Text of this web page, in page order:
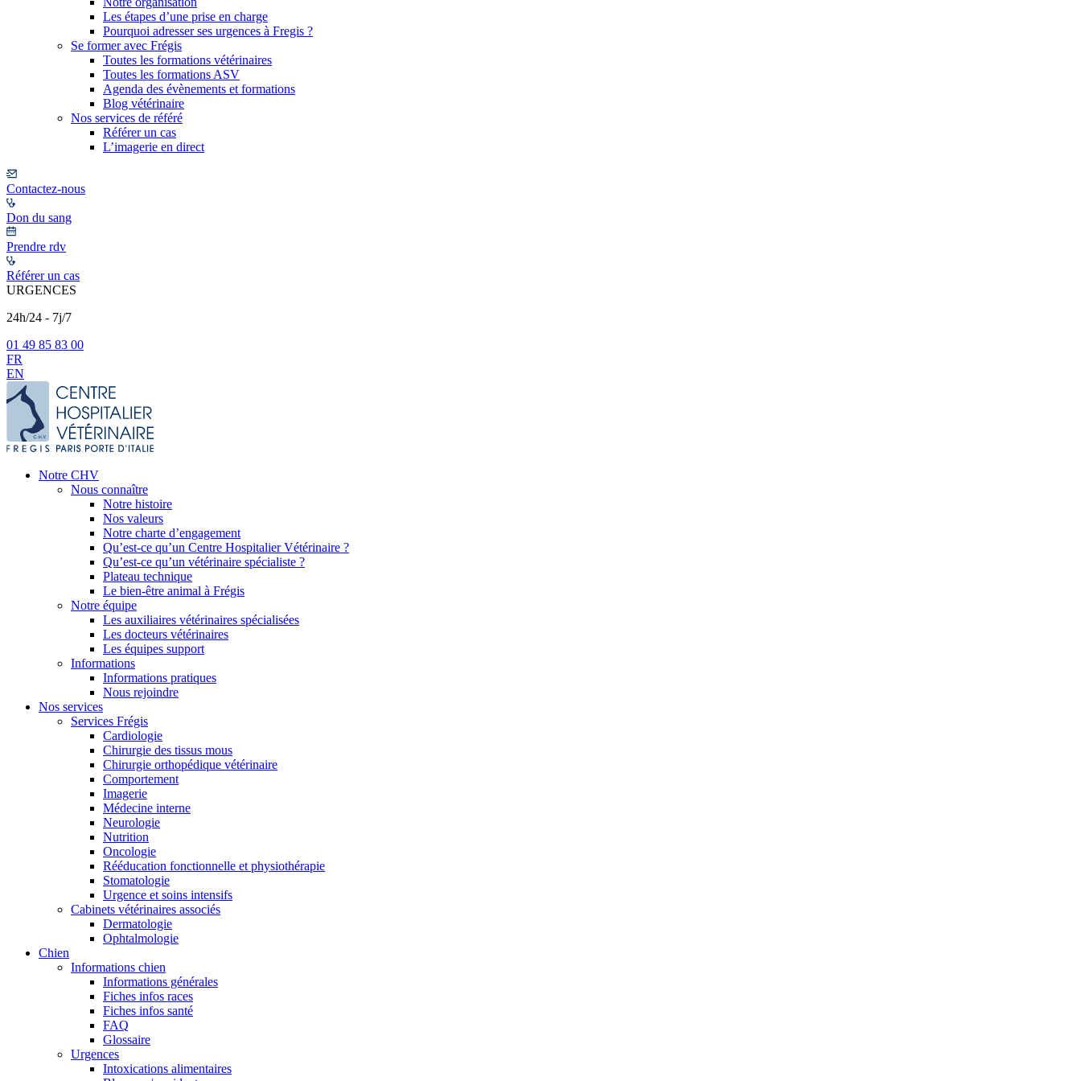
Les étapes d’une prise en charge
Pourquoi adresser ses urgences à Fregis ?
Se former avec Frégis
Toutes les formations vétérinaires
Toutes les formations ASV
Agenda des évènements et formations
Blog vétérinaire
Nos services de référé
Référer un cas
L’imagerie en direct
Contactez-nous
Don du sang
Prendre rdv
Référer un cas
URGENCES
24h/24 - 7j/7
01 49 85 83 00
FR
EN
Notre CHV
Nous connaître
Notre histoire
Nos valeurs
Notre charte d’engagement
Qu’est-ce qu’un Centre Hospitalier Vétérinaire ?
Qu’est-ce qu’un vétérinaire spécialiste ?
Plateau technique
Le bien-être animal à Frégis
Notre équipe
Les auxiliaires vétérinaires spécialisées
Les docteurs vétérinaires
Les équipes support
Informations
Informations pratiques
Nous rejoindre
Nos services
Services Frégis
Cardiologie
Chirurgie des tissus mous
Chirurgie orthopédique vétérinaire
Comportement
Imagerie
Médecine interne
Neurologie
Nutrition
Oncologie
Rééducation fonctionnelle et physiothérapie
Stomatologie
Urgence et soins intensifs
Cabinets vétérinaires associés
Dermatologie
Ophtalmologie
Chien
Informations chien
Informations générales
Fiches infos races
Fiches infos santé
FAQ
Glossaire
Urgences
Intoxications alimentaires